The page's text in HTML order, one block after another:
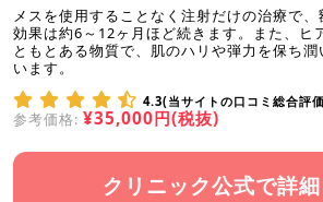
メスを使用することなく注射だけの治療で、
効果は約6～12ヶ月ほど続きます。また、ヒ
ともとある物質で、肌のハリや弾力を保ち
います。
4.3(当サイトの口コミ総合評
参考価格: ¥35,000円(税抜)
クリニック公式で詳